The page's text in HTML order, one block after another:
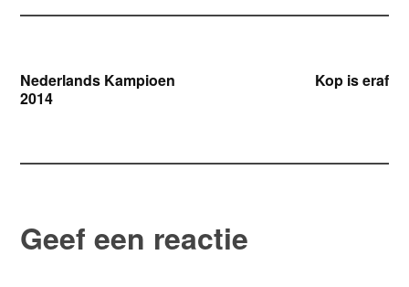
Bericht
navigatie
Nederlands Kampioen
2014
Kop is eraf
Geef een reactie